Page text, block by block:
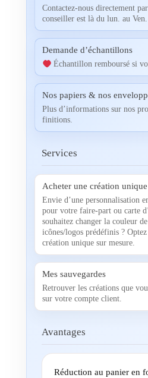
Contactez-nous directement
conseiller est là du lun. au
Demande d’échantillons
Échantillon remboursé si
Nos papiers & nos
Plus d’informations sur nos
finitions.
Services
Acheter une création unique
Envie d’une personnalisation
pour votre faire-part ou carte
souhaitez changer la couleur
icônes/logos prédéfinis ?
création unique sur mesure.
Mes sauvegardes
Retrouver les créations que
sur votre compte client.
Avantages
Réduction au panier en